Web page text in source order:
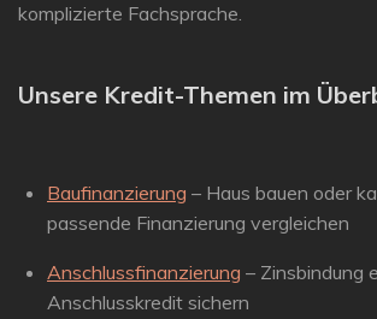
komplizierte Fachsprache.
Unsere Kredit-Themen im
Baufinanzierung – Haus bauen oder
passende Finanzierung vergleichen
Anschlussfinanzierung – Zinsbindung
Anschlusskredit sichern